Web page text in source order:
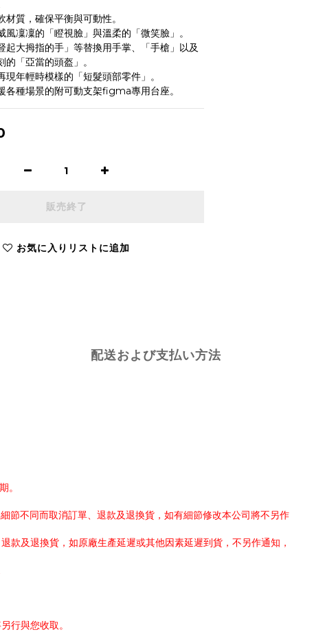
材質，確保平衡與可動性。
風凜凜的「瞪視臉」與溫柔的「微笑臉」。
起大拇指的手」等替換用手掌、「手槍」以及
的「亞當的頭盔」。
現年輕時模樣的「短髮頭部零件」。
各種場景的附可動支架figma專用台座。
販売終了
お気に入りリストに追加
配送および支払い方法
。
節不同而取消訂單、退款及退換貨，如有細節修改本公司將不另作
及退換貨，如原廠生產延遲或其他因素延遲到貨，不另作通知，
行與您收取。